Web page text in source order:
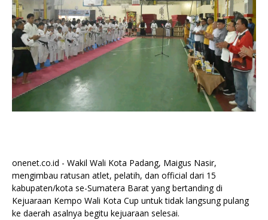
onenet.co.id - Wakil Wali Kota Padang, Maigus Nasir,
mengimbau ratusan atlet, pelatih, dan official dari 15
kabupaten/kota se-Sumatera Barat yang bertanding di
Kejuaraan Kempo Wali Kota Cup untuk tidak langsung pulang
ke daerah asalnya begitu kejuaraan selesai.